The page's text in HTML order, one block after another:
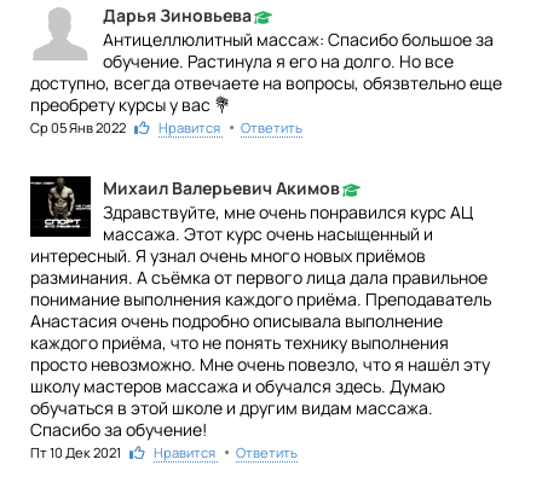
Дарья Зиновьева
Антицеллюлитный массаж: Спасибо большое за
обучение. Растинула я его на долго. Но все
доступно, всегда отвечаете на вопросы, обязвтельно еще
преобрету курсы у вас 💐
Ср 05 Янв 2022 Нравится • Ответить
Михаил Валерьевич Акимов
Здравствуйте, мне очень понравился курс АЦ
массажа. Этот курс очень насыщенный и
интересный. Я узнал очень много новых приёмов
разминания. А съёмка от первого лица дала правильное
понимание выполнения каждого приёма. Преподаватель
Анастасия очень подробно описывала выполнение
каждого приёма, что не понять технику выполнения
просто невозможно. Мне очень повезло, что я нашёл эту
школу мастеров массажа и обучался здесь. Думаю
обучаться в этой школе и другим видам массажа.
Спасибо за обучение!
Пт 10 Дек 2021 Нравится • Ответить